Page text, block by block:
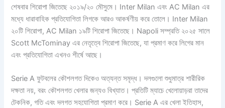
শেষবার শিরোপা জিতেছে ২০১৯/২০ মৌসুমে। Inter Milan এবং AC Milan এর
মধ্যে ধারাবাহিক প্রতিযোগিতা লিগকে আরও আকর্ষণীয় করে তোলে। Inter Milan
২০টি শিরোপা, AC Milan ১৯টি শিরোপা জিতেছে। Napoli সম্প্রতি ২০২৫ সালে
Scott McTominay এর নেতৃত্বে শিরোপা জিতেছে, যা প্রমাণ করে লিগের মান
এবং প্রতিযোগিতা এখনও শীর্ষে আছে।
Serie A ফুটবলের কৌশলগত দিকেও অত্যন্ত সমৃদ্ধ। দলগুলো শুধুমাত্র শারীরিক
দক্ষতা নয়, বরং কৌশলগত খেলার জন্যও বিখ্যাত। প্রতিটি ম্যাচে খেলোয়াড়রা তাদের
টেকনিক, গতি এবং দলগত সহযোগিতা প্রমাণ করে। Serie A এর খেলা ইতিহাস,